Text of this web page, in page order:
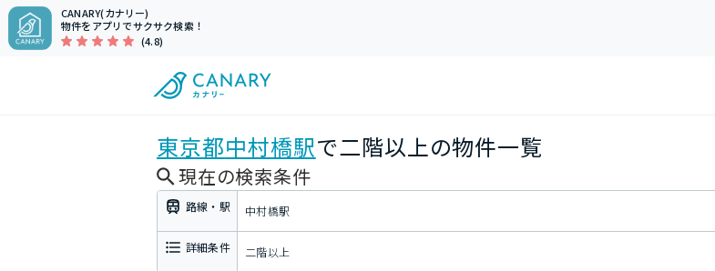
CANARY(カナリー)
物件をアプリでサクサク検索！
(4.8)
東京都中村橋駅で二階以上の物件一覧
現在の検索条件
路線・駅 中村橋駅
詳細条件 二階以上